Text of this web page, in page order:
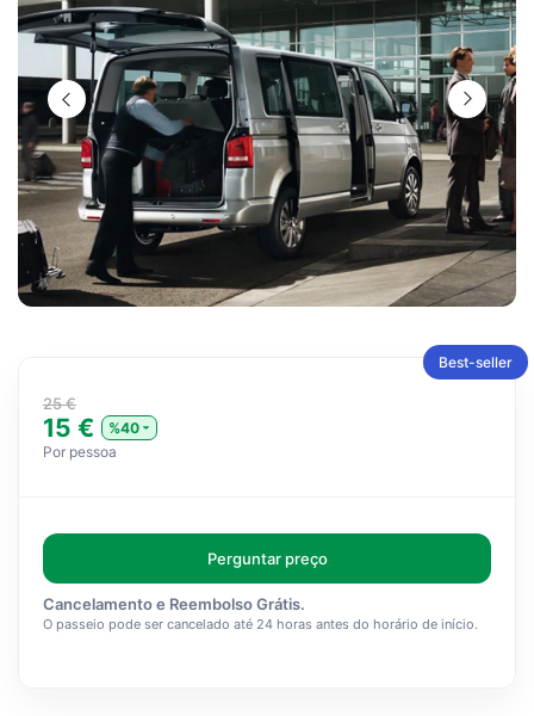
Best-seller
25 €
15 €
%40
Por pessoa
Perguntar preço
Cancelamento e Reembolso Grátis.
O passeio pode ser cancelado até 24 horas antes do horário de início.